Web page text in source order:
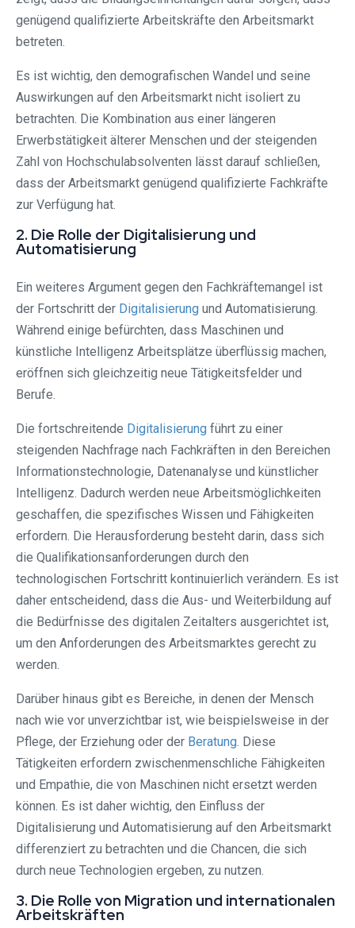
genügend qualifizierte Arbeitskräfte den Arbeitsmarkt
betreten.
Es ist wichtig, den demografischen Wandel und seine
Auswirkungen auf den Arbeitsmarkt nicht isoliert zu
betrachten. Die Kombination aus einer längeren
Erwerbstätigkeit älterer Menschen und der steigenden
Zahl von Hochschulabsolventen lässt darauf schließen,
dass der Arbeitsmarkt genügend qualifizierte Fachkräfte
zur Verfügung hat.
2. Die Rolle der Digitalisierung und
Automatisierung
Ein weiteres Argument gegen den Fachkräftemangel ist
der Fortschritt der Digitalisierung und Automatisierung.
Während einige befürchten, dass Maschinen und
künstliche Intelligenz Arbeitsplätze überflüssig machen,
eröffnen sich gleichzeitig neue Tätigkeitsfelder und
Berufe.
Die fortschreitende Digitalisierung führt zu einer
steigenden Nachfrage nach Fachkräften in den Bereichen
Informationstechnologie, Datenanalyse und künstlicher
Intelligenz. Dadurch werden neue Arbeitsmöglichkeiten
geschaffen, die spezifisches Wissen und Fähigkeiten
erfordern. Die Herausforderung besteht darin, dass sich
die Qualifikationsanforderungen durch den
technologischen Fortschritt kontinuierlich verändern. Es ist
daher entscheidend, dass die Aus- und Weiterbildung auf
die Bedürfnisse des digitalen Zeitalters ausgerichtet ist,
um den Anforderungen des Arbeitsmarktes gerecht zu
werden.
Darüber hinaus gibt es Bereiche, in denen der Mensch
nach wie vor unverzichtbar ist, wie beispielsweise in der
Pflege, der Erziehung oder der Beratung. Diese
Tätigkeiten erfordern zwischenmenschliche Fähigkeiten
und Empathie, die von Maschinen nicht ersetzt werden
können. Es ist daher wichtig, den Einfluss der
Digitalisierung und Automatisierung auf den Arbeitsmarkt
differenziert zu betrachten und die Chancen, die sich
durch neue Technologien ergeben, zu nutzen.
3. Die Rolle von Migration und internationalen
Arbeitskräften